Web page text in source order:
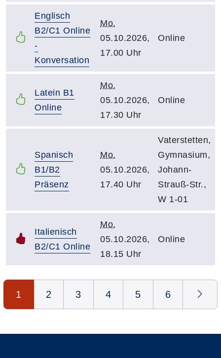
Englisch
B2/C1 Online
-
Konversation
Mo.
05.10.2026,
17.00 Uhr
Online
Latein B1
Online
Mo.
05.10.2026,
17.30 Uhr
Online
Spanisch
B1/B2
Präsenz
Mo.
05.10.2026,
17.40 Uhr
Vaterstetten,
Gymnasium,
Johann-
Strauß-Str.,
W 1-01
Italienisch
B2/C1 Online
Mo.
05.10.2026,
18.15 Uhr
Online
1 2 3 4 5 6